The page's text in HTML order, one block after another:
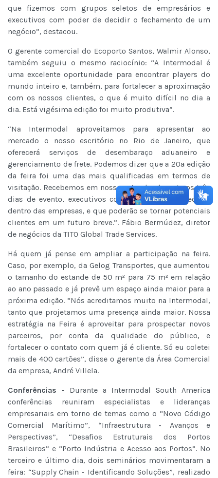
que fizemos com grupos seletos de empresários e
executivos com poder de decidir o fechamento de um
negócio”, destacou.
O gerente comercial do Ecoporto Santos, Walmir Alonso,
também seguiu o mesmo raciocínio: “A Intermodal é
uma excelente oportunidade para encontrar players do
mundo inteiro e, também, para fortalecer a aproximação
com os nossos clientes, o que é muito difícil no dia a
dia. Está vigésima edição foi muito produtiva”.
“Na Intermodal aproveitamos para apresentar ao
mercado o nosso escritório no Rio de Janeiro, que
oferecerá serviços de desembaraço aduaneiro e
gerenciamento de frete. Podemos dizer que a 20ª edição
da feira foi uma das mais qualificadas em termos de
visitação. Recebemos em nosso estande, durante os três
dias de evento, executivos com alto poder de decisão
dentro das empresas, e que poderão se tornar potenciais
clientes em um futuro breve.”. Fábio Bermúdez, diretor
de negócios da TITO Global Trade Services.
Há quem já pense em ampliar a participação na feira.
Caso, por exemplo, da Gelog Transportes, que aumentou
o tamanho do estande de 50 m² para 75 m² em relação
ao ano passado e já prevê um espaço ainda maior para a
próxima edição. “Nós acreditamos muito na Intermodal,
tanto que projetamos uma presença ainda maior. Nossa
estratégia na Feira é aproveitar para prospectar novos
parceiros, por conta da qualidade do público, e
fortalecer o contato com quem já é cliente. Só eu coletei
mais de 400 cartões”, disse o gerente da Área Comercial
da empresa, André Villela.
Conferências - Durante a Intermodal South America
conferências reuniram especialistas e lideranças
empresariais em torno de temas como o “Novo Código
Comercial Marítimo”, “Infraestrutura - Avanços e
Perspectivas”, “Desafios Estruturais dos Portos
Brasileiros” e “Porto Indústria e Acesso aos Portos”. No
terceiro e último dia, dois seminários movimentaram a
feira: “Supply Chain - Identificando Soluções”, realizado